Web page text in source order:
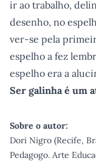
ir ao trabalho,
desenho, no
ver-se pela
espelho a fez
espelho era a
Ser galinha é um
Sobre o autor:
Dori Nigro (Recife,
Pedagogo. Arte